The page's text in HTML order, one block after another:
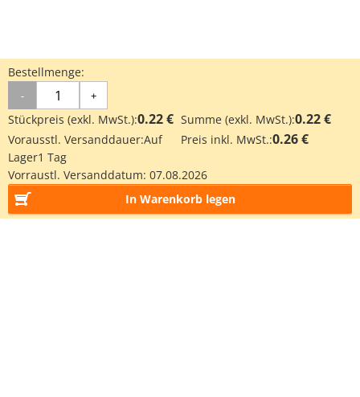
Bestellmenge:
- +
Stückpreis (exkl. MwSt.):0.22 € Summe (exkl. MwSt.):0.22 €
Vorausstl. Versanddauer:Auf
Lager1 Tag
Preis inkl. MwSt.:0.26 €
Vorraustl. Versanddatum: 07.08.2026
In Warenkorb legen